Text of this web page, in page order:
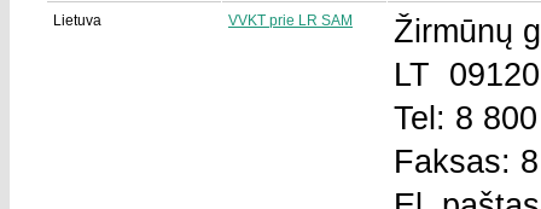
Lietuva VVKT prie LR SAM
Žirmūnų
LT
Tel: 8
Faksas: